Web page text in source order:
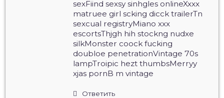
sexFiind sexsy sinhgles onlineXxxx
matruee girl scking dicck trailerTn
sexcual registryMiano xxx
escortsThjgh hih stockng nudxe
silkMonster coock fucking
doubloe penetrationVintage 70s
lampTroipic hezt thumbsMerryy
xjas pornB m vintage
Ответить